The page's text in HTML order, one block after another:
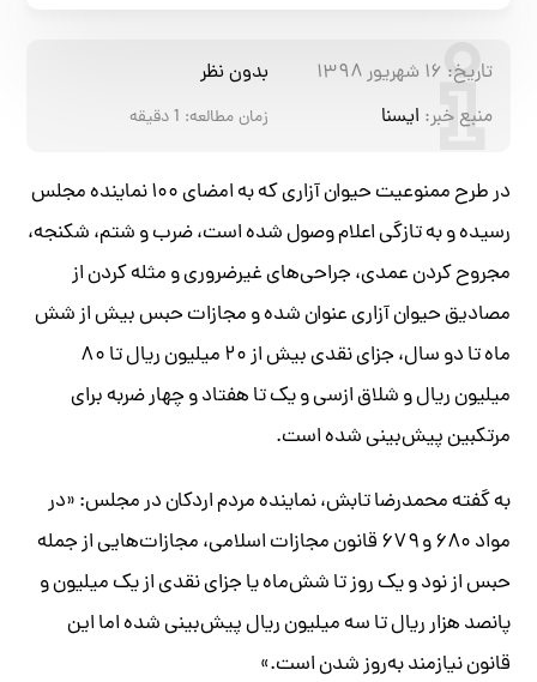
تاریخ: ۱۶ شهریور ۱۳۹۸
بدون نظر
منبع خبر: ایسنا زمان مطالعه: 1دقیقه
در طرح ممنوعیت حیوان آزاری که به امضای ۱۰۰ نماینده مجلس
رسیده و به تازگی اعلام وصول شده است، ضرب و شتم، شکنجه،
مجروح کردن عمدی، جراحی‌های غیرضروری و مثله کردن از
مصادیق حیوان آزاری عنوان شده و مجازات حبس بیش از شش
ماه تا دو سال، جزای نقدی بیش از ۲۰ میلیون ریال تا ۸۰
میلیون ریال و شلاق ازسی و یک تا هفتاد و چهار ضربه برای
مرتکبین پیش‌بینی شده است.
به گفته محمدرضا تابش، نماینده مردم اردکان در مجلس: «در
مواد ۶۸۰ و ۶۷۹ قانون مجازات اسلامی، مجازات‌هایی از جمله
حبس از نود و یک روز تا شش‌ماه یا جزای نقدی از یک میلیون‌ و
پانصد هزار ریال تا سه میلیون ریال پیش‌بینی شده اما این
قانون نیازمند به‌روز شدن است.»